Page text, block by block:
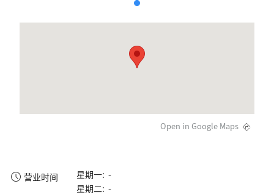
Open in Google Maps
营业时间
星期一: -
星期二: -